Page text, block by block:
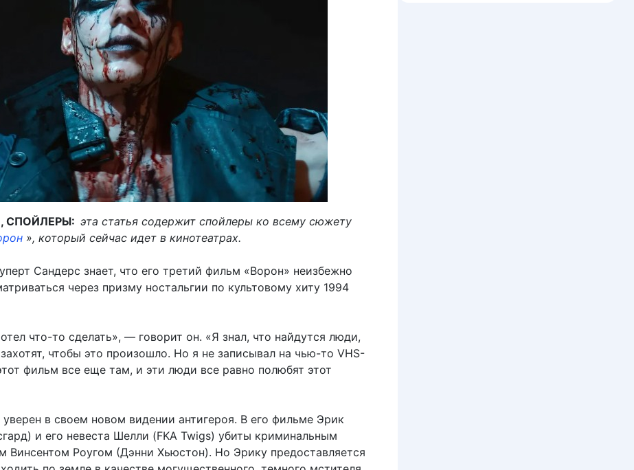
СПОЙЛЕРЫ: эта статья содержит спойлеры ко всему сюжету
», который сейчас идет в кинотеатрах.
Сандерс знает, что его третий фильм «Ворон» неизбежно
через призму ностальгии по культовому хиту 1994
что-то сделать», — говорит он. «Я знал, что найдутся люди,
чтобы это произошло. Но я не записывал на чью-то VHS-
фильм все еще там, и эти люди все равно полюбят этот
в своем новом видении антигероя. В его фильме Эрик
и его невеста Шелли (FKA Twigs) убиты криминальным
Винсентом Роугом (Дэнни Хьюстон). Но Эрику предоставляется